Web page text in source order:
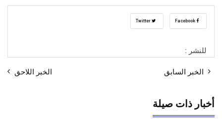
للنشر :
الخبر السابق الخبر اللاحق
أخبار ذات صيلة